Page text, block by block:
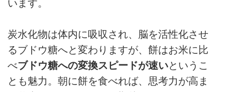
います。
炭水化物は体内に吸収され、脳を活性化させ
るブドウ糖へと変わりますが、餅はお米に比
べブドウ糖への変換スピードが速いというこ
とも魅力。朝に餅を食べれば、思考力が高ま